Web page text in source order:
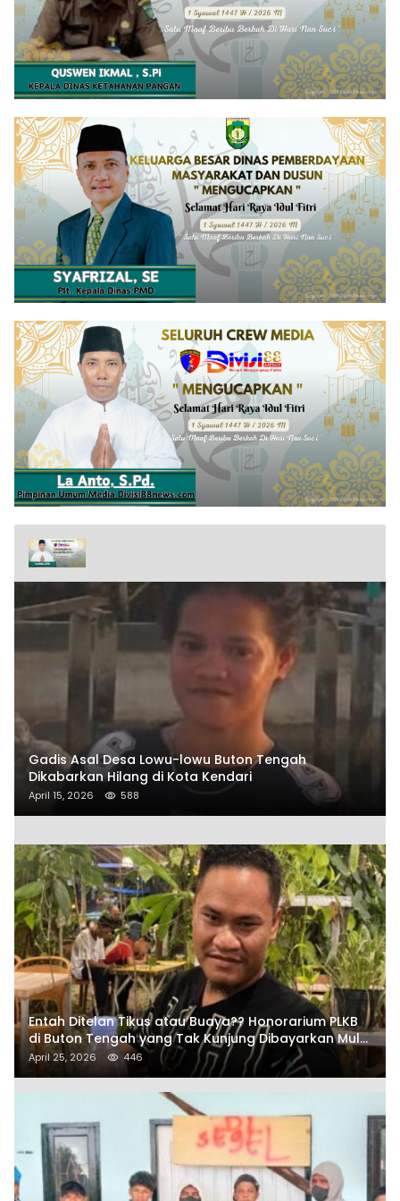
Gadis Asal Desa Lowu-lowu Buton Tengah
Dikabarkan Hilang di Kota Kendari
April 15, 2026 588
Entah Ditelan Tikus atau Buaya?? Honorarium PLKB
di Buton Tengah yang Tak Kunjung Dibayarkan Mulai
Disorot SAMURAIS
April 25, 2026 446